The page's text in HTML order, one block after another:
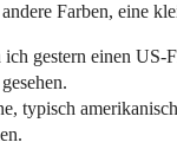
andere Farben, eine
gestern einen US-
typisch